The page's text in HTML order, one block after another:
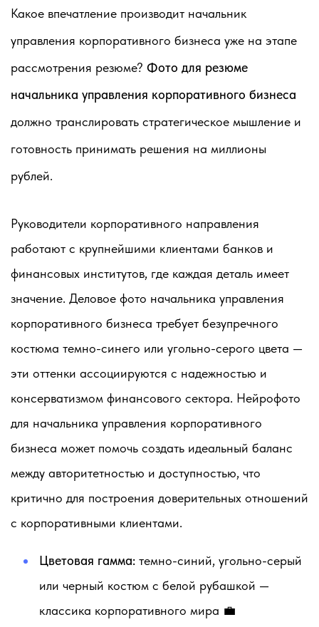
Какое впечатление производит начальник
управления корпоративного бизнеса уже на этапе
рассмотрения резюме? Фото для резюме
начальника управления корпоративного бизнеса
должно транслировать стратегическое мышление и
готовность принимать решения на миллионы
рублей.
Руководители корпоративного направления
работают с крупнейшими клиентами банков и
финансовых институтов, где каждая деталь имеет
значение. Деловое фото начальника управления
корпоративного бизнеса требует безупречного
костюма темно-синего или угольно-серого цвета —
эти оттенки ассоциируются с надежностью и
консерватизмом финансового сектора. Нейрофото
для начальника управления корпоративного
бизнеса может помочь создать идеальный баланс
между авторитетностью и доступностью, что
критично для построения доверительных отношений
с корпоративными клиентами.
Цветовая гамма: темно-синий, угольно-серый
или черный костюм с белой рубашкой —
классика корпоративного мира 💼